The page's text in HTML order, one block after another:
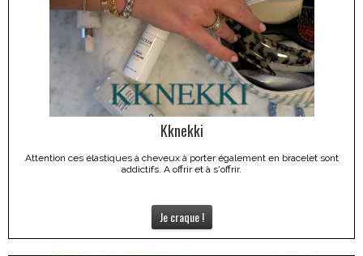
Kknekki
Attention ces élastiques à cheveux à porter également en bracelet sont
addictifs. A offrir et à s'offrir.
Je craque !